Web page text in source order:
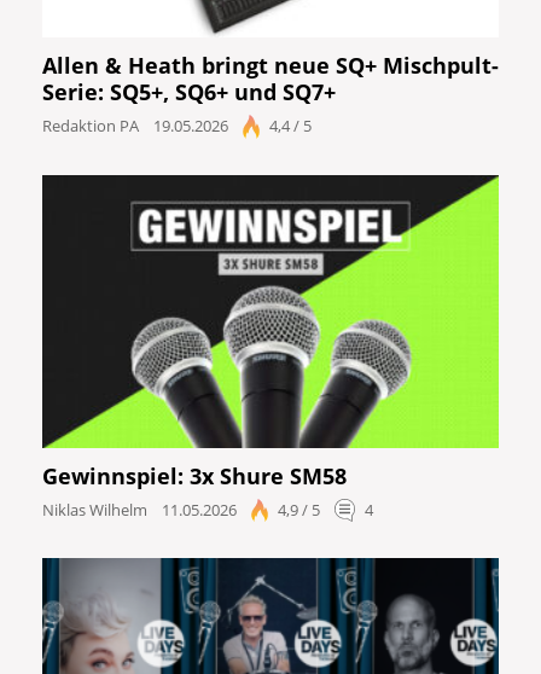
Allen & Heath bringt neue SQ+ Mischpult-
Serie: SQ5+, SQ6+ und SQ7+
Redaktion PA 19.05.2026 4,4 / 5
Gewinnspiel: 3x Shure SM58
Niklas Wilhelm 11.05.2026 4,9 / 5 4